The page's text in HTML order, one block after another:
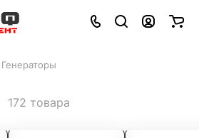
Генераторы
172 товара